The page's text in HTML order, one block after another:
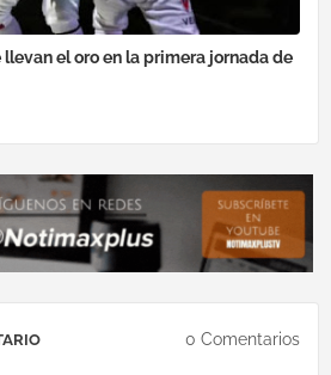
llevan el oro en la primera jornada de
0 Comentarios